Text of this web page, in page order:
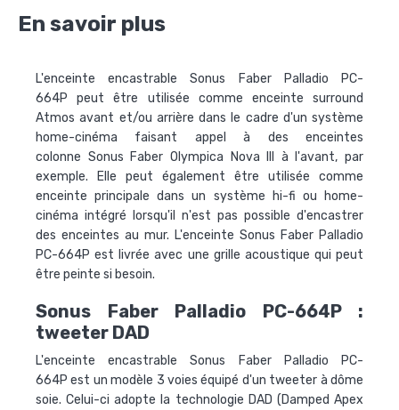
En savoir plus
L'enceinte encastrableSonus Faber Palladio PC-
664P peut être utilisée comme enceinte surround
Atmos avant et/ou arrière dans le cadre d'un système
home-cinéma faisant appel à des enceintes
colonne Sonus Faber Olympica Nova III à l'avant, par
exemple. Elle peut également être utilisée comme
enceinte principale dans un système hi-fi ou home-
cinéma intégré lorsqu'il n'est pas possible d'encastrer
des enceintes au mur. L'enceinte Sonus Faber Palladio
PC-664P est livrée avec une grille acoustique qui peut
être peinte si besoin.
Sonus Faber Palladio PC-664P :
tweeter DAD
L'enceinte encastrable Sonus Faber Palladio PC-
664P est un modèle 3 voies équipé d'un tweeter à dôme
soie. Celui-ci adopte la technologie DAD (Damped Apex